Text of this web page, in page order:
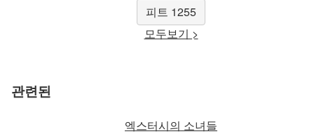
피트 1255
모두보기 >
관련된
엑스터시의 소녀들